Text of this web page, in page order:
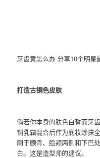
牙齿黄怎么办 分享10个明星
打造古铜色皮肤
倘若你本身的肤色白皙而牙
铜乳霜混合后作为底妆涂抹
刷于颧骨、脸颊两侧和下巴
白。这是造型师的建议。